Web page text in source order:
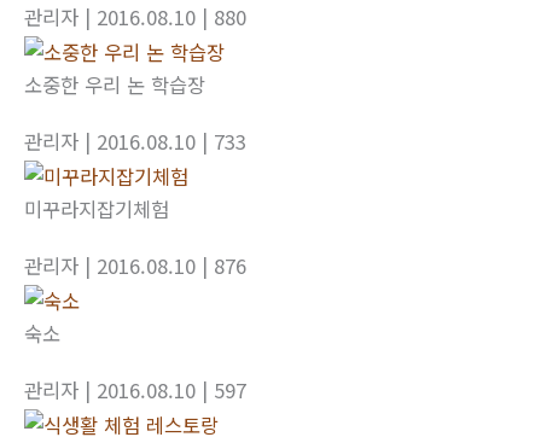
관리자 | 2016.08.10 | 880
소중한 우리 논 학습장
관리자 | 2016.08.10 | 733
미꾸라지잡기체험
관리자 | 2016.08.10 | 876
숙소
관리자 | 2016.08.10 | 597